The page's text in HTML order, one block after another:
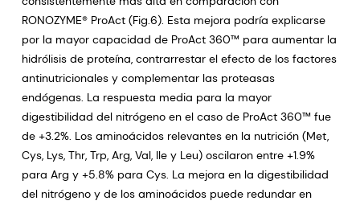
RONOZYME® ProAct (Fig.6). Esta mejora podría explicarse
por la mayor capacidad de ProAct 360™ para aumentar la
hidrólisis de proteína, contrarrestar el efecto de los factores
antinutricionales y complementar las proteasas
endógenas. La respuesta media para la mayor
digestibilidad del nitrógeno en el caso de ProAct 360™ fue
de +3.2%. Los aminoácidos relevantes en la nutrición (Met,
Cys, Lys, Thr, Trp, Arg, Val, Ile y Leu) oscilaron entre +1.9%
para Arg y +5.8% para Cys. La mejora en la digestibilidad
del nitrógeno y de los aminoácidos puede redundar en